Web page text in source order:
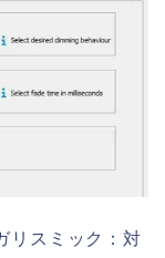
リスミック：対